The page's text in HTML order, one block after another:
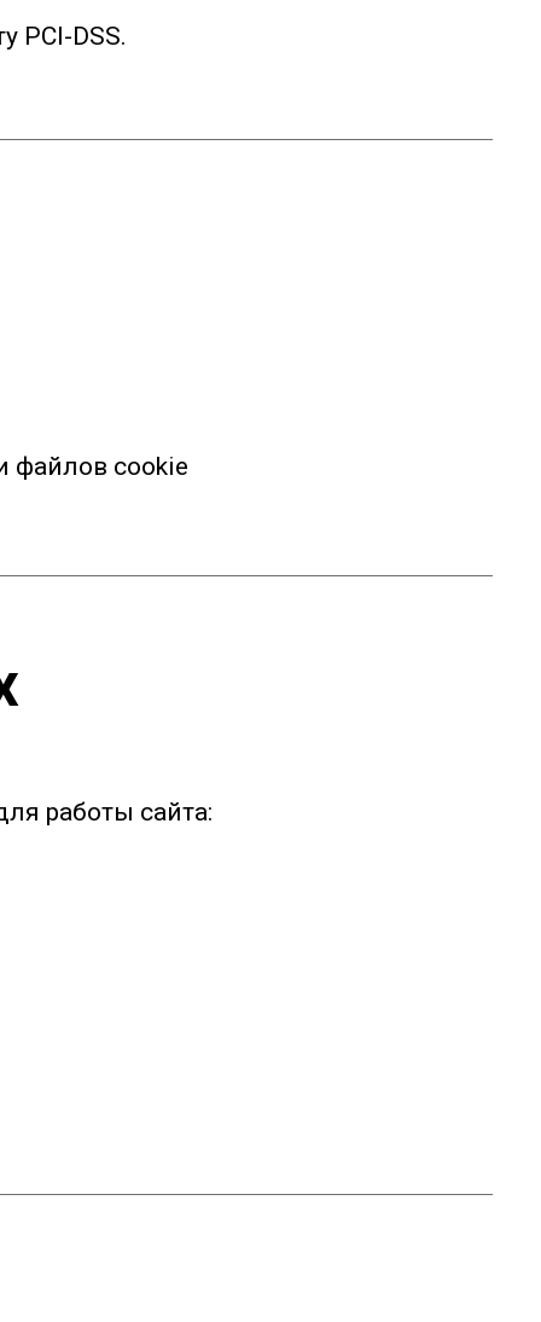
PCI-DSS.
файлов cookie
работы сайта: